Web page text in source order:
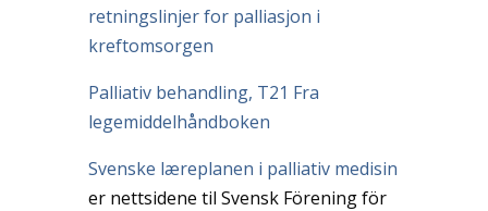
retningslinjer for palliasjon i
kreftomsorgen
Palliativ behandling, T21 Fra
legemiddelhåndboken
Svenske læreplanen i palliativ medisin
er nettsidene til Svensk Förening för